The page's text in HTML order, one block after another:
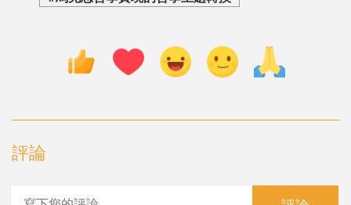
評論